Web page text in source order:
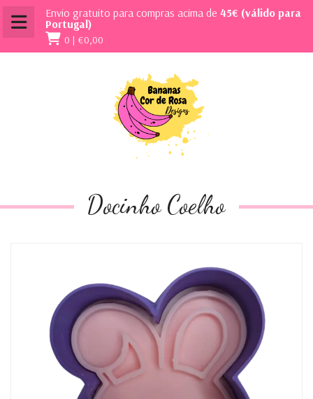
Envio gratuito para compras acima de 45€ (válido para
Portugal)
0 | €0,00
Docinho Coelho